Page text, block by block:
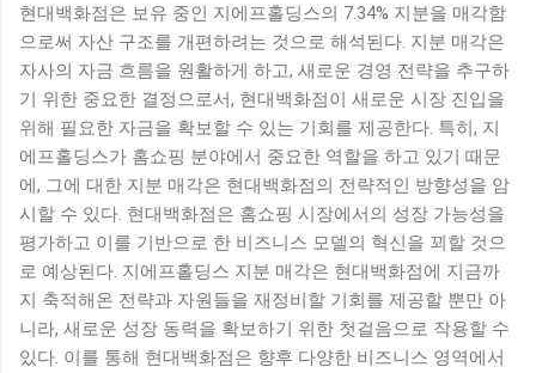
현대백화점은 보유 중인 지에프홀딩스의 7.34% 지분을 매각함
으로써 자산 구조를 개편하려는 것으로 해석된다. 지분 매각은
자사의 자금 흐름을 원활하게 하고, 새로운 경영 전략을 추구하
기 위한 중요한 결정으로서, 현대백화점이 새로운 시장 진입을
위해 필요한 자금을 확보할 수 있는 기회를 제공한다. 특히, 지
에프홀딩스가 홈쇼핑 분야에서 중요한 역할을 하고 있기 때문
에, 그에 대한 지분 매각은 현대백화점의 전략적인 방향성을 암
시할 수 있다. 현대백화점은 홈쇼핑 시장에서의 성장 가능성을
평가하고 이를 기반으로 한 비즈니스 모델의 혁신을 꾀할 것으
로 예상된다. 지에프홀딩스 지분 매각은 현대백화점에 지금까
지 축적해온 전략과 자원들을 재정비할 기회를 제공할 뿐만 아
니라, 새로운 성장 동력을 확보하기 위한 첫걸음으로 작용할 수
있다. 이를 통해 현대백화점은 향후 다양한 비즈니스 영역에서